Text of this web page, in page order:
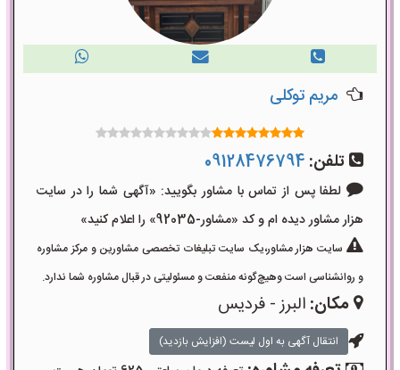
مریم توکلی
تلفن: 09128476794
لطفا پس از تماس با مشاور بگویید: «آگهی شما را در سایت
هزار مشاور دیده ام و کد «مشاور-92035» را اعلام کنید»
سایت هزار مشاور،یک سایت تبلیغات تخصصی مشاورین و مرکز مشاوره
و روانشناسی است وهیچ‌گونه منفعت و مسئولیتی در قبال مشاوره شما ندارد.
مکان: البرز - فردیس
انتقال آگهی به اول لیست (افزایش بازدید)